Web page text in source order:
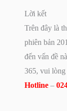
Lời kết
Trên đây là
phiên bản
đến vấn đề
365, vui lòng
Hotline –